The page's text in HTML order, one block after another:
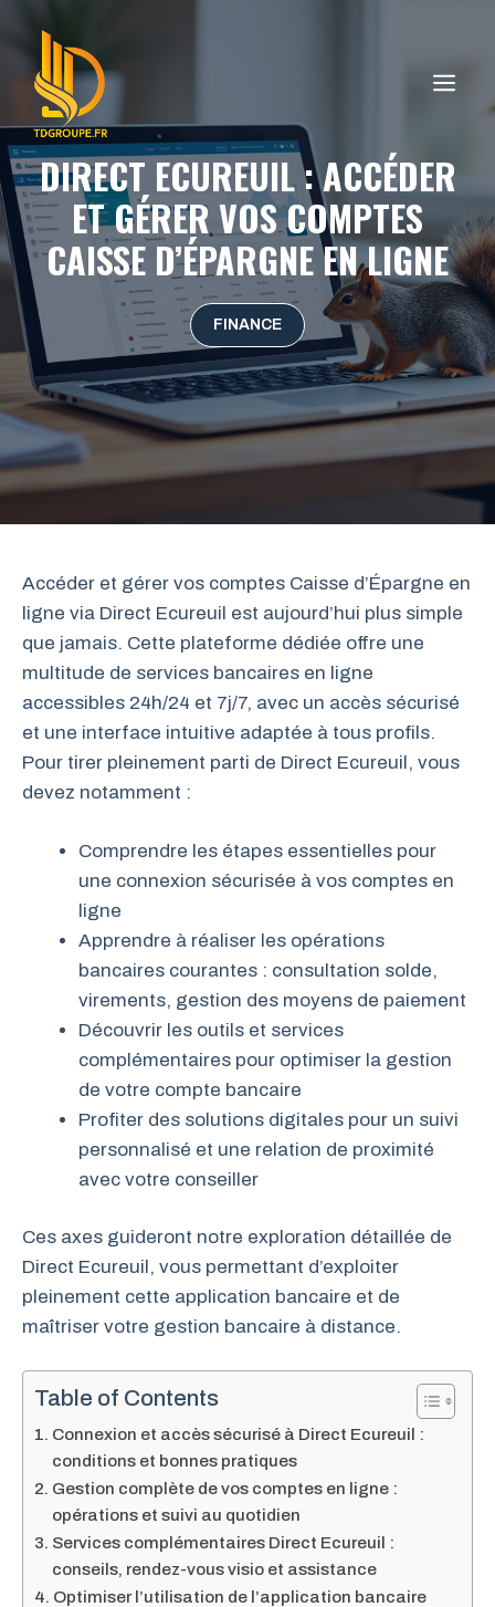
contenu
DIRECT ECUREUIL : ACCÉDER
ET GÉRER VOS COMPTES
CAISSE D’ÉPARGNE EN LIGNE
FINANCE
Accéder et gérer vos comptes Caisse d’Épargne en
ligne via Direct Ecureuil est aujourd’hui plus simple
que jamais. Cette plateforme dédiée offre une
multitude de services bancaires en ligne
accessibles 24h/24 et 7j/7, avec un accès sécurisé
et une interface intuitive adaptée à tous profils.
Pour tirer pleinement parti de Direct Ecureuil, vous
devez notamment :
Comprendre les étapes essentielles pour
une connexion sécurisée à vos comptes en
ligne
Apprendre à réaliser les opérations
bancaires courantes : consultation solde,
virements, gestion des moyens de paiement
Découvrir les outils et services
complémentaires pour optimiser la gestion
de votre compte bancaire
Profiter des solutions digitales pour un suivi
personnalisé et une relation de proximité
avec votre conseiller
Ces axes guideront notre exploration détaillée de
Direct Ecureuil, vous permettant d’exploiter
pleinement cette application bancaire et de
maîtriser votre gestion bancaire à distance.
Table of Contents
Connexion et accès sécurisé à Direct Ecureuil :
conditions et bonnes pratiques
Gestion complète de vos comptes en ligne :
opérations et suivi au quotidien
Services complémentaires Direct Ecureuil :
conseils, rendez-vous visio et assistance
Optimiser l’utilisation de l’application bancaire